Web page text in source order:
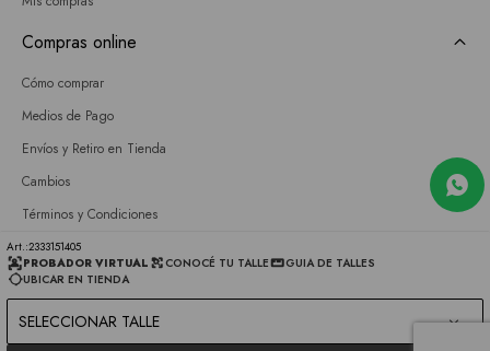
2333151405
PROBADOR VIRTUAL
CONOCÉ TU TALLE
GUIA DE TALLES
UBICAR EN TIENDA
SELECCIONAR TALLE
Compras online
Cómo comprar
Medios de Pago
Envíos y Retiro en Tienda
Cambios
Términos y Condiciones
GIFT CARD
Empresa
Sobre nosotros